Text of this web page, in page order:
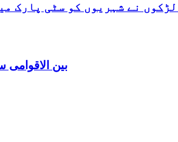
نے شہریوں کو سٹی پارک
بین الاقوامی